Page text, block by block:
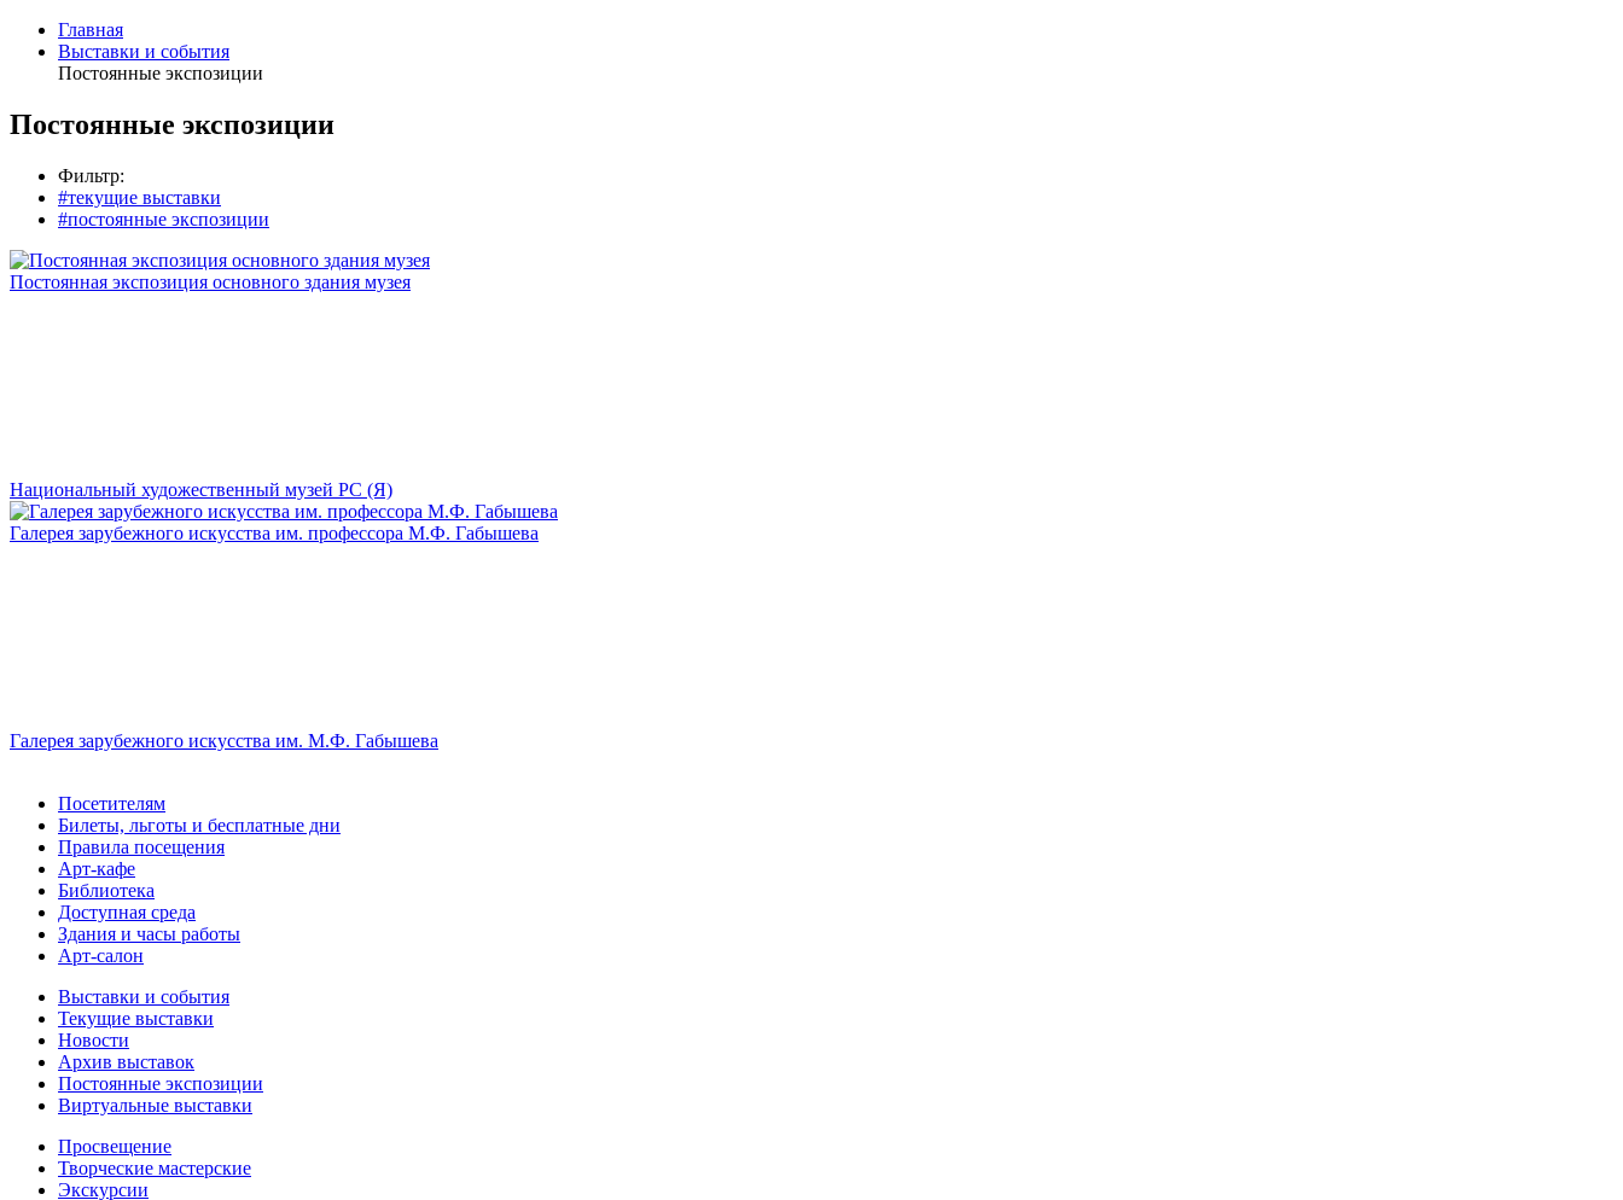
Главная
Выставки и события
Постоянные экспозиции
Постоянные экспозиции
Фильтр:
#текущие выставки
#постоянные экспозиции
Постоянная экспозиция основного здания музея
Национальный художественный музей РС (Я)
Галерея зарубежного искусства им. профессора М.Ф. Габышева
Галерея зарубежного искусства им. М.Ф. Габышева
Посетителям
Билеты, льготы и бесплатные дни
Правила посещения
Арт-кафе
Библиотека
Доступная среда
Здания и часы работы
Арт-салон
Выставки и события
Текущие выставки
Новости
Архив выставок
Постоянные экспозиции
Виртуальные выставки
Просвещение
Творческие мастерские
Экскурсии